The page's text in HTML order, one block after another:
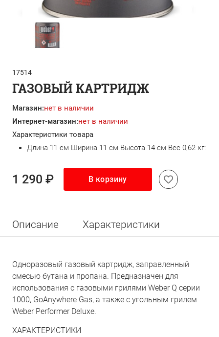
17514
ГАЗОВЫЙ КАРТРИДЖ
Магазин:нет в наличии
Интернет-магазин:нет в наличии
Характеристики товара
Длина 11 см Ширина 11 см Высота 14 см Вес 0,62 кг:
1 290 ₽ В корзину
Описание Характеристики
Одноразовый газовый картридж, заправленный
смесью бутана и пропана. Предназначен для
использования с газовыми грилями Weber Q серии
1000, GoAnywhere Gas, а также с угольным грилем
Weber Performer Deluxe.
ХАРАКТЕРИСТИКИ